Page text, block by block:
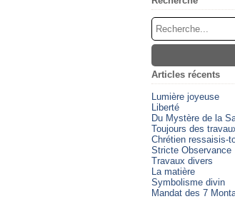
Articles récents
Lumière joyeuse
Liberté
Du Mystère de la
Toujours des
Chrétien ressaisis-
Stricte Observance
Travaux divers
La matière
Symbolisme divin
Mandat des 7